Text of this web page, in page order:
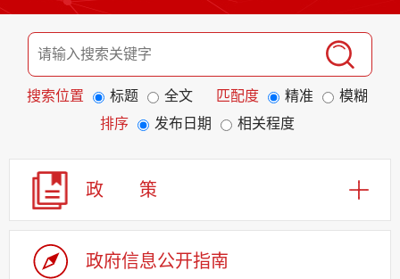
搜索位置 标题 全文 匹配度 精准
模糊
排序
发布日期 相关程度
政 策
政府信息公开指南